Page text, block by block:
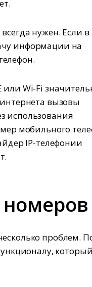
нужен. Если в
информации на
или Wi-Fi
вызовы
использования
мобильного
IP-телефонии
проблем.